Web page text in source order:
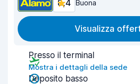
8,4 Buona
Visualizza
Presso il terminal
Mostra i dettagli della sede
Deposito basso